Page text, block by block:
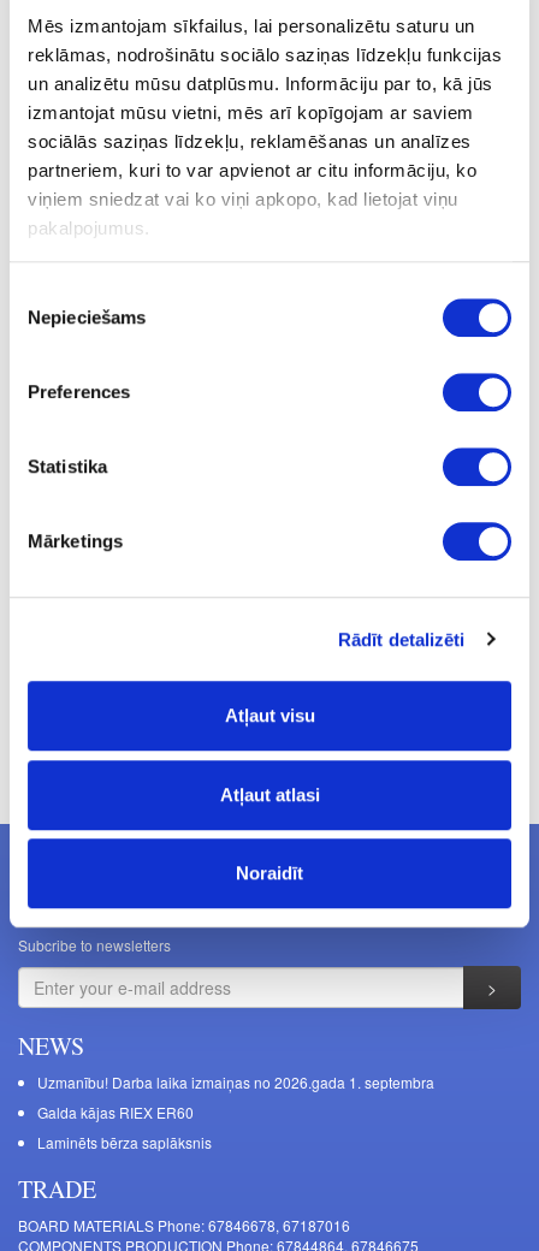
Mēs izmantojam sīkfailus, lai personalizētu saturu un
reklāmas, nodrošinātu sociālo saziņas līdzekļu funkcijas
un analizētu mūsu datplūsmu. Informāciju par to, kā jūs
izmantojat mūsu vietni, mēs arī kopīgojam ar saviem
sociālās saziņas līdzekļu, reklamēšanas un analīzes
partneriem, kuri to var apvienot ar citu informāciju, ko
viņiem sniedzat vai ko viņi apkopo, kad lietojat viņu
pakalpojumus.
izvēle
Nepieciešams
Preferences
Statistika
Mārketings
Rādīt detalizēti
Atļaut visu
Atļaut atlasi
Noraidīt
Hanger BASE 100, 1-hook, chrome
Ask question
18-BD60406-21
3.72
without a prior warning.
NEWSLETTERS
Subcribe to newsletters
NEWS
Uzmanību! Darba laika izmaiņas no 2026.gada 1. septembra
Galda kājas RIEX ER60
Laminēts bērza saplāksnis
TRADE
BOARD MATERIALS Phone: 67846678, 67187016
COMPONENTS PRODUCTION Phone: 67844864, 67846675